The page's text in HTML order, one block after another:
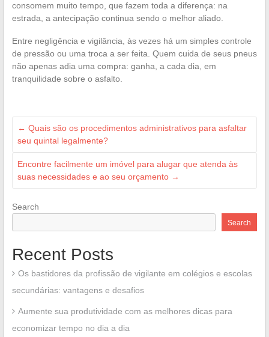
consomem muito tempo, que fazem toda a diferença: na
estrada, a antecipação continua sendo o melhor aliado.
Entre negligência e vigilância, às vezes há um simples controle
de pressão ou uma troca a ser feita. Quem cuida de seus pneus
não apenas adia uma compra: ganha, a cada dia, em
tranquilidade sobre o asfalto.
← Quais são os procedimentos administrativos para asfaltar
seu quintal legalmente?
Encontre facilmente um imóvel para alugar que atenda às
suas necessidades e ao seu orçamento →
Search
Search
Recent Posts
Os bastidores da profissão de vigilante em colégios e escolas
secundárias: vantagens e desafios
Aumente sua produtividade com as melhores dicas para
economizar tempo no dia a dia